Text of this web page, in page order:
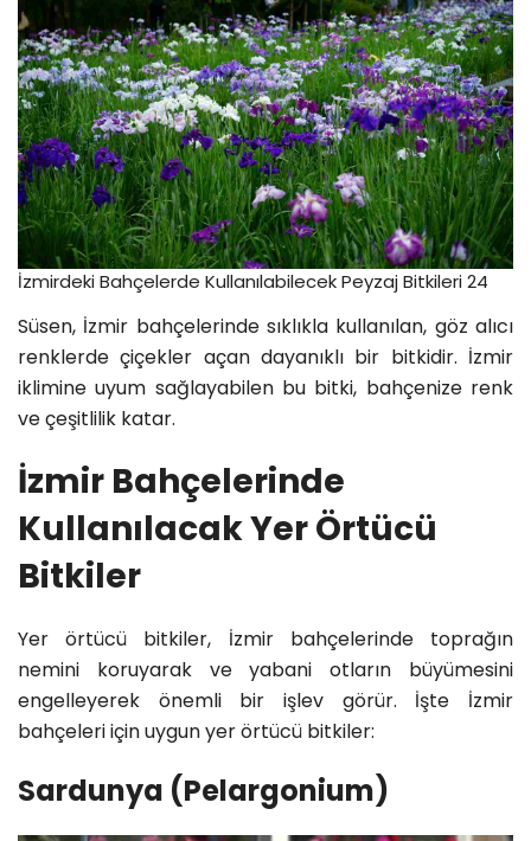
İzmirdeki Bahçelerde Kullanılabilecek Peyzaj Bitkileri 24
Süsen, İzmir bahçelerinde sıklıkla kullanılan, göz alıcı
renklerde çiçekler açan dayanıklı bir bitkidir. İzmir
iklimine uyum sağlayabilen bu bitki, bahçenize renk
ve çeşitlilik katar.
İzmir Bahçelerinde
Kullanılacak Yer Örtücü
Bitkiler
Yer örtücü bitkiler, İzmir bahçelerinde toprağın
nemini koruyarak ve yabani otların büyümesini
engelleyerek önemli bir işlev görür. İşte İzmir
bahçeleri için uygun yer örtücü bitkiler:
Sardunya (Pelargonium)